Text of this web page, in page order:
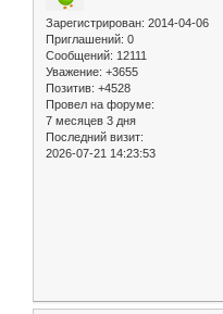
Зарегистрирован: 2014-04-06
Приглашений: 0
Сообщений: 12111
Уважение: +3655
Позитив: +4528
Провел на форуме:
7 месяцев 3 дня
Последний визит:
2026-07-21 14:23:53